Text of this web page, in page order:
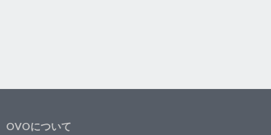
OVOについて